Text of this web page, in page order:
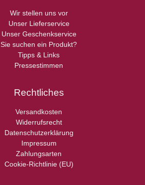
Wir stellen uns vor
Unser Lieferservice
Unser Geschenkservice
Sie suchen ein Produkt?
Tipps & Links
Pressestimmen
Rechtliches
Versandkosten
Widerrufsrecht
Datenschutzerklärung
Impressum
Zahlungsarten
Cookie-Richtlinie (EU)